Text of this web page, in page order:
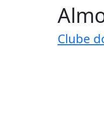
Clube